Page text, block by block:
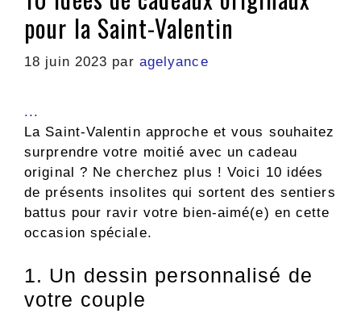
pour la Saint-Valentin
18 juin 2023 par agelyance
...
La Saint-Valentin approche et vous souhaitez
surprendre votre moitié avec un cadeau
original ? Ne cherchez plus ! Voici 10 idées
de présents insolites qui sortent des sentiers
battus pour ravir votre bien-aimé(e) en cette
occasion spéciale.
1. Un dessin personnalisé de
votre couple